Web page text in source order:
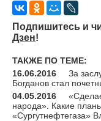
Подпишитесь и
Дзен!
ТАКЖЕ ПО ТЕМЕ:
16.06.2016
За
Богданов стал
04.05.2016
народа». Какие
«Сургутнефтегаза»